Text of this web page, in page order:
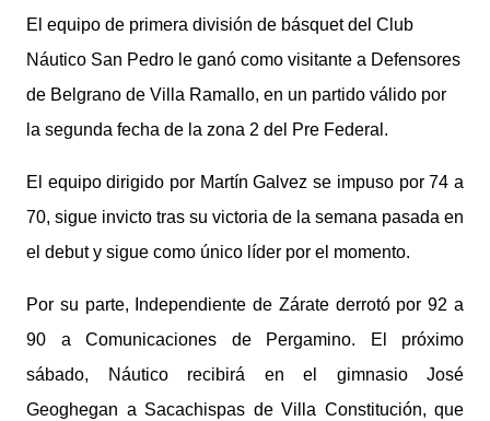
El equipo de primera división de básquet del Club
Náutico San Pedro le ganó como visitante a Defensores
de Belgrano de Villa Ramallo, en un partido válido por
la segunda fecha de la zona 2 del Pre Federal.
El equipo dirigido por Martín Galvez se impuso por 74 a
70, sigue invicto tras su victoria de la semana pasada en
el debut y sigue como único líder por el momento.
Por su parte, Independiente de Zárate derrotó por 92 a
90 a Comunicaciones de Pergamino. El próximo
sábado, Náutico recibirá en el gimnasio José
Geoghegan a Sacachispas de Villa Constitución, que